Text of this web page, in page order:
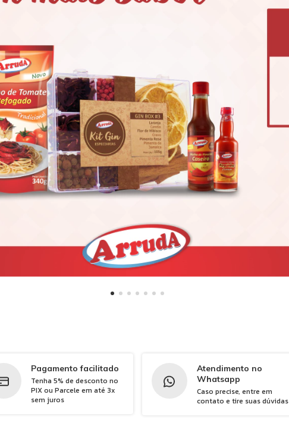
Pagamento facilitado
Tenha 5% de desconto no
PIX ou Parcele em até 3x
sem juros
Atendimento no
Whatsapp
Caso precise, entre em
contato e tire suas dúvidas